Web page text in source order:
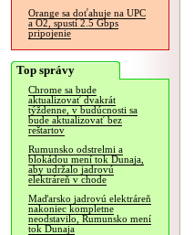
Orange sa doťahuje na UPC
a O2, spustí 2.5 Gbps
pripojenie
Top správy
Chrome sa bude
aktualizovať dvakrát
týždenne, v budúcnosti sa
bude aktualizovať bez
reštartov
Rumunsko odstrelmi a
blokádou mení tok Dunaja,
aby udržalo jadrovú
elektráreň v chode
Maďarsko jadrovú elektráreň
nakoniec kompletne
neodstavilo, Rumunsko mení
tok Dunaja